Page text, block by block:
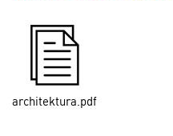
architektura.pdf